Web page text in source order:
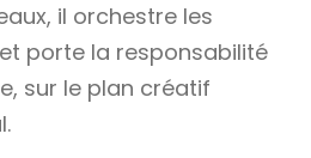
il orchestre les
porte la responsabilité
sur le plan créatif